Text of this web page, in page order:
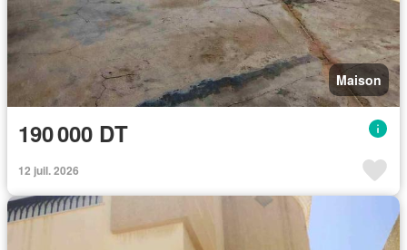
Maison
190 000 DT
12 juil. 2026